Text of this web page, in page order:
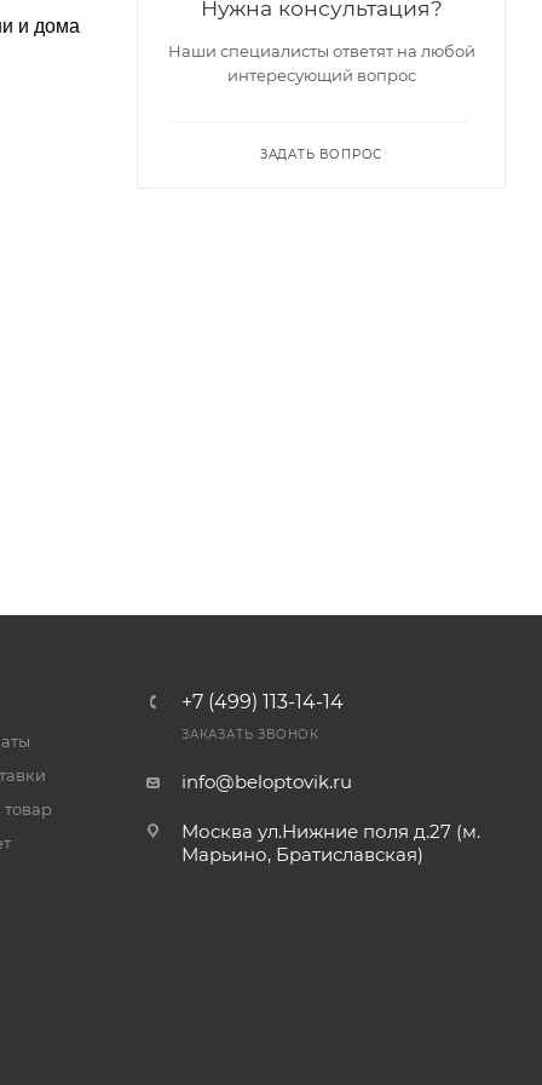
и дома
Нужна консультация?
Наши специалисты ответят на любой
интересующий вопрос
ЗАДАТЬ ВОПРОС
товар
+7 (499) 113-14-14
ЗАКАЗАТЬ ЗВОНОК
info@beloptovik.ru
Москва ул.Нижние поля д.27 (м.
Марьино, Братиславская)